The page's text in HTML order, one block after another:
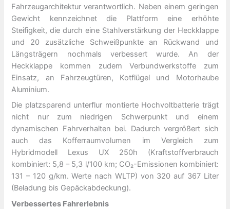
Fahrzeugarchitektur verantwortlich. Neben einem geringen
Gewicht kennzeichnet die Plattform eine erhöhte
Steifigkeit, die durch eine Stahlverstärkung der Heckklappe
und 20 zusätzliche Schweißpunkte an Rückwand und
Längsträgern nochmals verbessert wurde. An der
Heckklappe kommen zudem Verbundwerkstoffe zum
Einsatz, an Fahrzeugtüren, Kotflügel und Motorhaube
Aluminium.
Die platzsparend unterflur montierte Hochvoltbatterie trägt
nicht nur zum niedrigen Schwerpunkt und einem
dynamischen Fahrverhalten bei. Dadurch vergrößert sich
auch das Kofferraumvolumen im Vergleich zum
Hybridmodell Lexus UX 250h (Kraftstoffverbrauch
kombiniert: 5,8 – 5,3 l/100 km; CO₂-Emissionen kombiniert:
131 – 120 g/km. Werte nach WLTP) von 320 auf 367 Liter
(Beladung bis Gepäckabdeckung).
Verbessertes Fahrerlebnis